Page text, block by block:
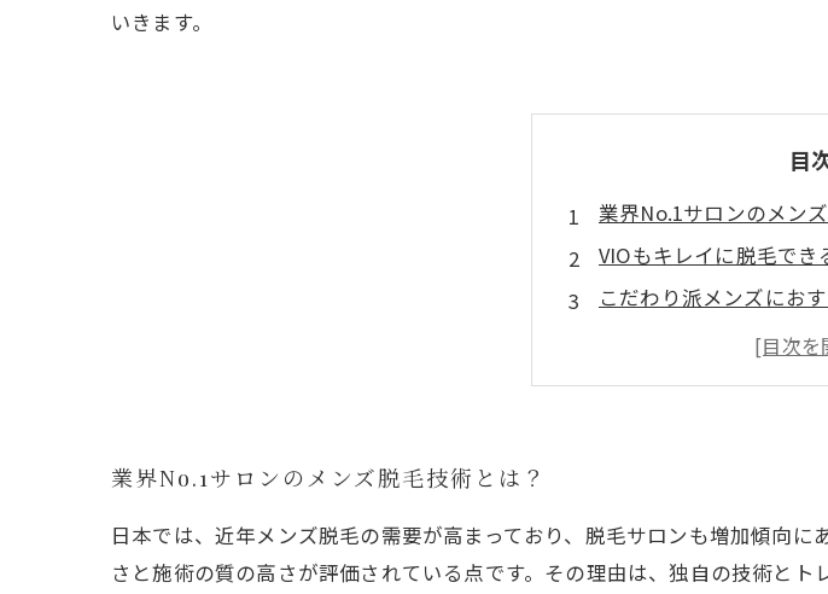
いきます。
目
業界No.1サロンのメン
VIOもキレイに脱毛でき
こだわり派メンズにおす
お手入れ楽々！痛みも少
自信が持てるツルツル
業界No.1サロンのメンズ脱毛技術とは？
日本では、近年メンズ脱毛の需要が高まっており、脱毛サロンも増加傾向
さと施術の質の高さが評価されている点です。その理由は、独自の技術と